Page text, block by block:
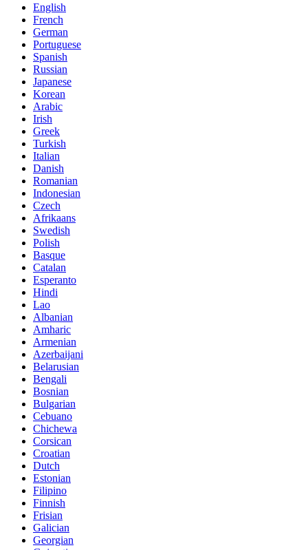
English
French
German
Portuguese
Spanish
Russian
Japanese
Korean
Arabic
Irish
Greek
Turkish
Italian
Danish
Romanian
Indonesian
Czech
Afrikaans
Swedish
Polish
Basque
Catalan
Esperanto
Hindi
Lao
Albanian
Amharic
Armenian
Azerbaijani
Belarusian
Bengali
Bosnian
Bulgarian
Cebuano
Chichewa
Corsican
Croatian
Dutch
Estonian
Filipino
Finnish
Frisian
Galician
Georgian